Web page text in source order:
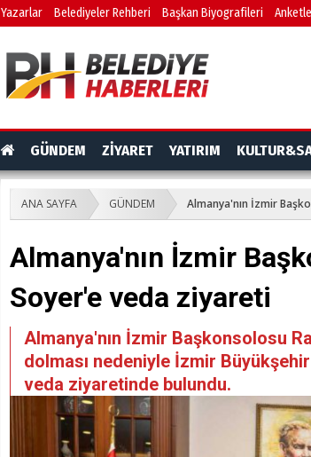
Yazarlar Belediyeler Rehberi Başkan Biyografileri
GÜNDEM ZİYARET YATIRIM
ANA SAYFA GÜNDEM Almanya'nın İzmir
Almanya'nın İzmir
Soyer'e veda ziyareti
Almanya'nın İzmir Başkonsolosu
dolması nedeniyle İzmir
veda ziyaretinde bulundu.